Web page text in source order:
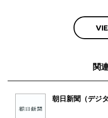
関
朝日新聞（デジタ